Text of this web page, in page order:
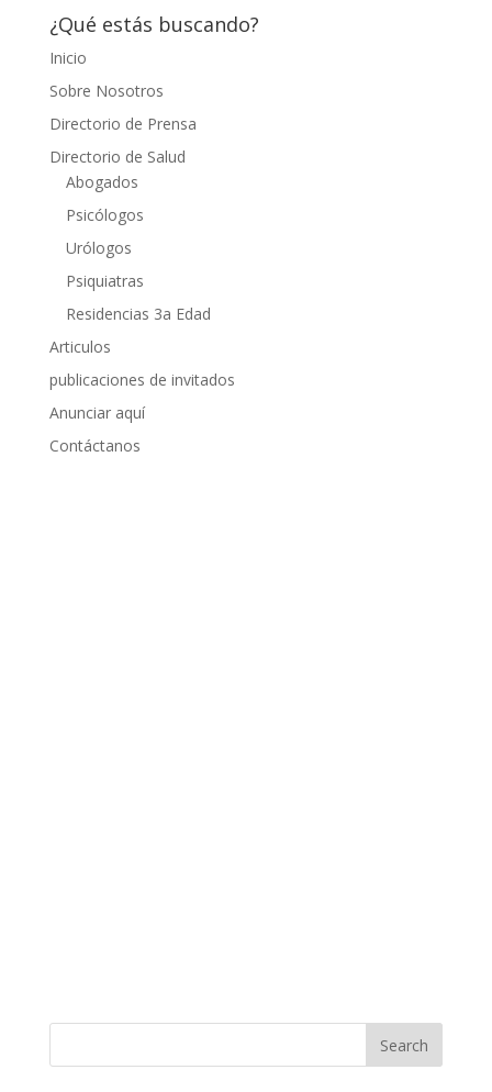
¿Qué estás buscando?
Inicio
Sobre Nosotros
Directorio de Prensa
Directorio de Salud
Abogados
Psicólogos
Urólogos
Psiquiatras
Residencias 3a Edad
Articulos
publicaciones de invitados
Anunciar aquí
Contáctanos